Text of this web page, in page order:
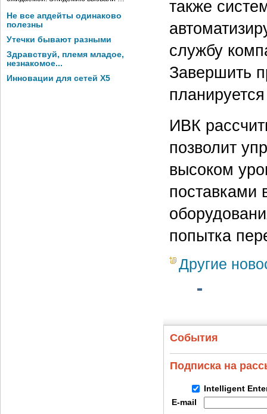
Не все апдейты одинаково
полезны
Утечки бывают разными
Здравствуй, племя младое,
незнакомое...
Инновации для сетей X5
также
службу
Завершить
ИВК
позволит
высоком
поставками
попытка
Другие
События
Подписка на
Intelligent
E-mail